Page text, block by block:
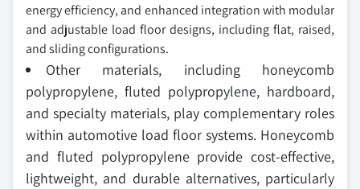
energy efficiency, and enhanced integration with modular
and adjustable load floor designs, including flat, raised,
and sliding configurations.
Other materials, including honeycomb
polypropylene, fluted polypropylene, hardboard,
and specialty materials, play complementary roles
within automotive load floor systems. Honeycomb
and fluted polypropylene provide cost-effective,
lightweight, and durable alternatives, particularly